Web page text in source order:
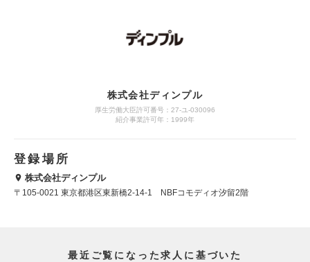
株式会社ディンプル
厚生労働大臣許可番号：27-ユ-030096
紹介事業許可年：1999年
登録場所
株式会社ディンプル
〒105-0021 東京都港区東新橋2-14-1 NBFコモディオ汐留2階
最近ご覧になった求人に基づいた